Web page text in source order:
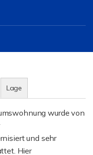
Lage
wurde von
und sehr
Hier